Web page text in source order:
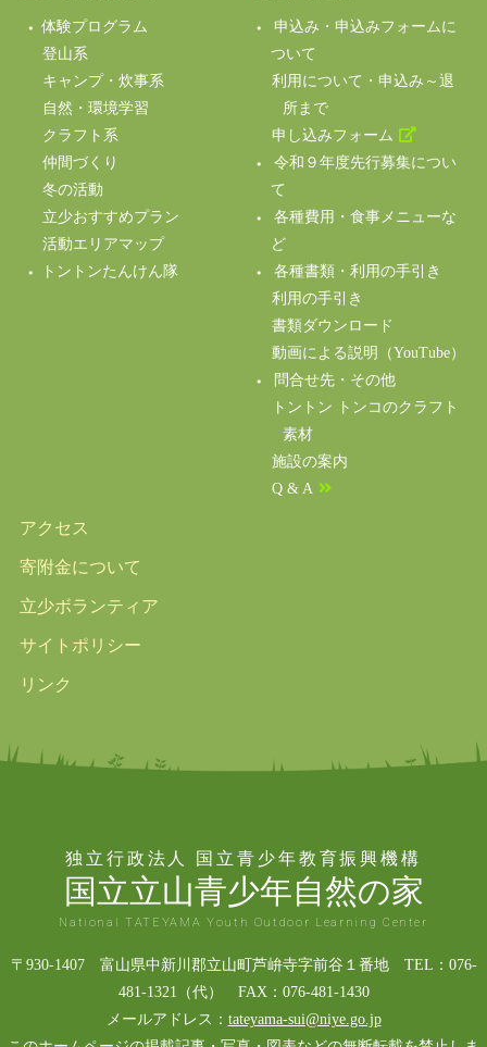
体験プログラム
登山系
キャンプ・炊事系
自然・環境学習
クラフト系
仲間づくり
冬の活動
立少おすすめプラン
活動エリアマップ
トントンたんけん隊
申込み・申込みフォームに
ついて
利用について・申込み～退
所まで
申し込みフォーム
令和９年度先行募集につい
て
各種費用・食事メニューな
ど
各種書類・利用の手引き
利用の手引き
書類ダウンロード
動画による説明（YouTube）
問合せ先・その他
トントン トンコのクラフト
素材
施設の案内
Q & A
アクセス
寄附金について
立少ボランティア
サイトポリシー
リンク
独立行政法人 国立青少年教育振興機構
国立立山青少年自然の家
National TATEYAMA Youth Outdoor Learning Center
〒930-1407 富山県中新川郡立山町芦峅寺字前谷１番地 TEL：076-
481-1321（代） FAX：076-481-1430
メールアドレス： tateyama-sui@niye.go.jp